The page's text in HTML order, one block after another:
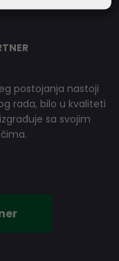
postojanja nastoji
rada, bilo u kvaliteti
sa svojim